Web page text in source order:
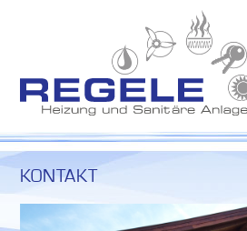
KONTAKT